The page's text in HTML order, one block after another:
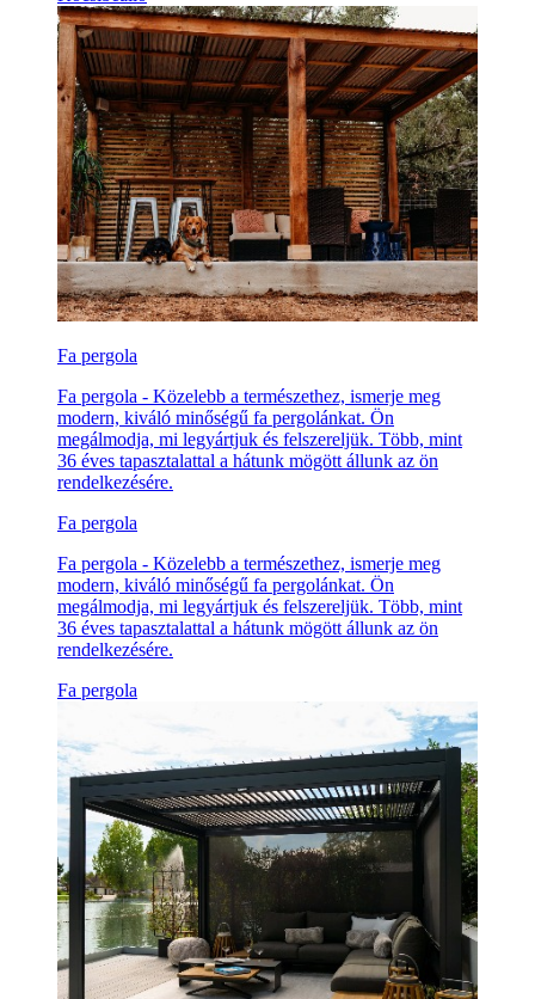
Fa pergola
Fa pergola - Közelebb a természethez, ismerje meg
modern, kiváló minőségű fa pergolánkat. Ön
megálmodja, mi legyártjuk és felszereljük. Több, mint
36 éves tapasztalattal a hátunk mögött állunk az ön
rendelkezésére.
Fa pergola
Fa pergola - Közelebb a természethez, ismerje meg
modern, kiváló minőségű fa pergolánkat. Ön
megálmodja, mi legyártjuk és felszereljük. Több, mint
36 éves tapasztalattal a hátunk mögött állunk az ön
rendelkezésére.
Fa pergola